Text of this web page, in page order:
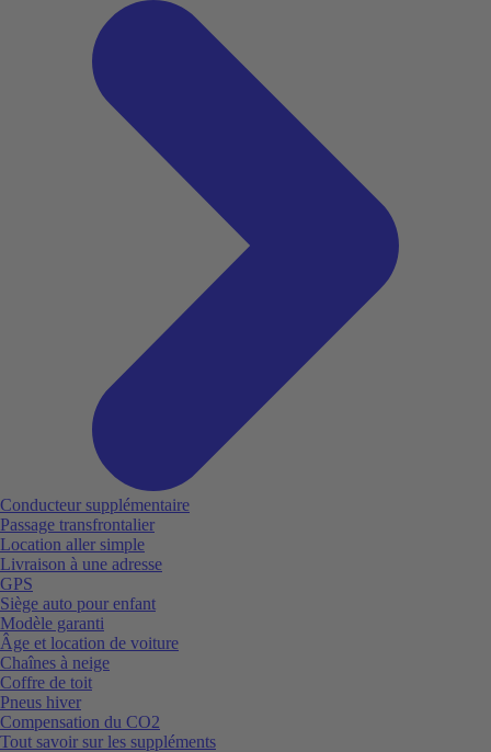
Conducteur supplémentaire
Passage transfrontalier
Location aller simple
Livraison à une adresse
GPS
Siège auto pour enfant
Modèle garanti
Âge et location de voiture
Chaînes à neige
Coffre de toit
Pneus hiver
Compensation du CO2
Tout savoir sur les suppléments